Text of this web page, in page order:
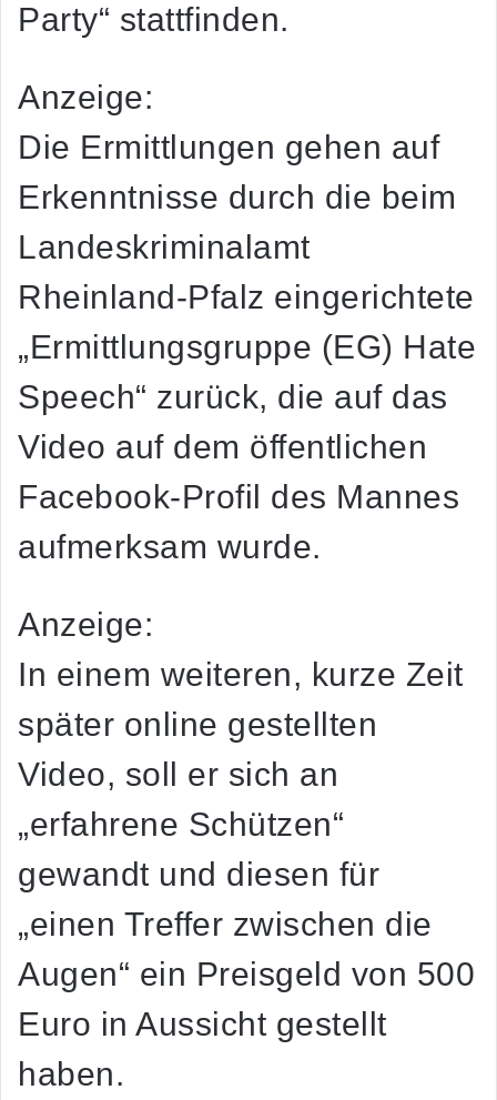
Party“ stattfinden.
Anzeige:
Die Ermittlungen gehen auf
Erkenntnisse durch die beim
Landeskriminalamt
Rheinland-Pfalz eingerichtete
„Ermittlungsgruppe (EG) Hate
Speech“ zurück, die auf das
Video auf dem öffentlichen
Facebook-Profil des Mannes
aufmerksam wurde.
Anzeige:
In einem weiteren, kurze Zeit
später online gestellten
Video, soll er sich an
„erfahrene Schützen“
gewandt und diesen für
„einen Treffer zwischen die
Augen“ ein Preisgeld von 500
Euro in Aussicht gestellt
haben.